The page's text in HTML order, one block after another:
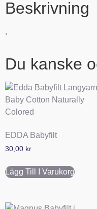
Beskrivning
.
Du kanske
EDDA Babyfilt
30,00 kr
Lägg Till I Varukorg